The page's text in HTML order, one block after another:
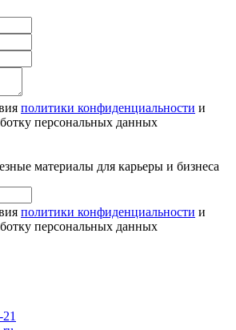
политики конфиденциальности и
персональных данных
материалы для карьеры и бизнеса
политики конфиденциальности и
персональных данных